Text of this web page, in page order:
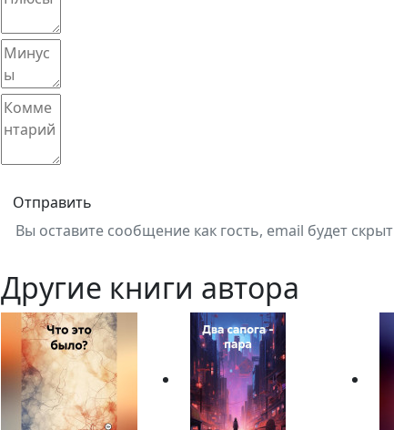
Отправить
Вы оставите сообщение как гость, email будет скрыт
Другие книги автора